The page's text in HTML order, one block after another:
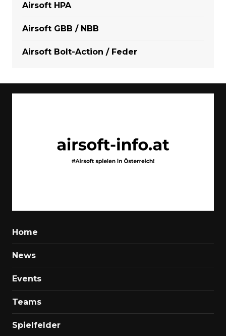
Airsoft HPA
Airsoft GBB / NBB
Airsoft Bolt-Action / Feder
Home
News
Events
Teams
Spielfelder